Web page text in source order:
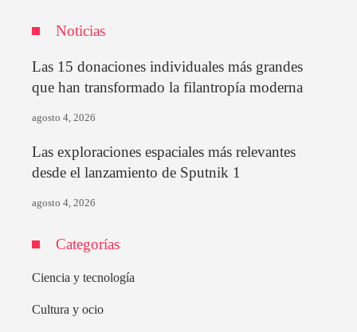
Noticias
Las 15 donaciones individuales más grandes
que han transformado la filantropía moderna
agosto 4, 2026
Las exploraciones espaciales más relevantes
desde el lanzamiento de Sputnik 1
agosto 4, 2026
Categorías
Ciencia y tecnología
Cultura y ocio